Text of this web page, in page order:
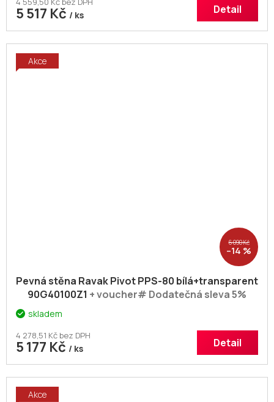
5 517 Kč / ks Detail
Akce
6 090 Kč
–14 %
Pevná stěna Ravak Pivot PPS-80 bílá+transparent
90G40100Z1 + voucher# Dodatečná sleva 5%
skladem
4 278,51 Kč bez DPH
5 177 Kč / ks Detail
Akce